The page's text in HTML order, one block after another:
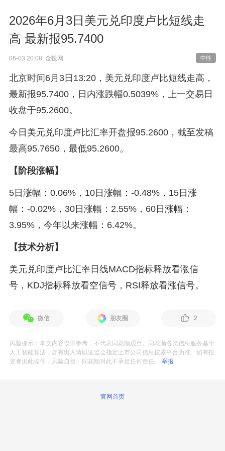
2026年6月3日美元兑印度卢比短线走
高 最新报95.7400
06-03 20:08 金投网 中性
北京时间6月3日13:20，美元兑印度卢比短线走高，
最新报95.7400，日内涨跌幅0.5039%，上一交易日
收盘于95.2600。
今日美元兑印度卢比汇率开盘报95.2600，截至发稿
最高95.7650，最低95.2600。
【阶段涨幅】
5日涨幅：0.06%，10日涨幅：-0.48%，15日涨
幅：-0.02%，30日涨幅：2.55%，60日涨幅：
3.95%，今年以来涨幅：6.42%。
【技术分析】
美元兑印度卢比汇率日线MACD指标释放看涨信
号，KDJ指标释放看空信号，RSI释放看涨信号。
微信 朋友圈 2
风险提示：本文内容仅供参考，不代表同花顺观点。同花顺各类信息服务基于
人工智能算法，如有出入请以证监会指定上市公司信息披露平台为准。如有投
资者据此操作，风险自担，同花顺对此不承担任何责任。举报
官网首页